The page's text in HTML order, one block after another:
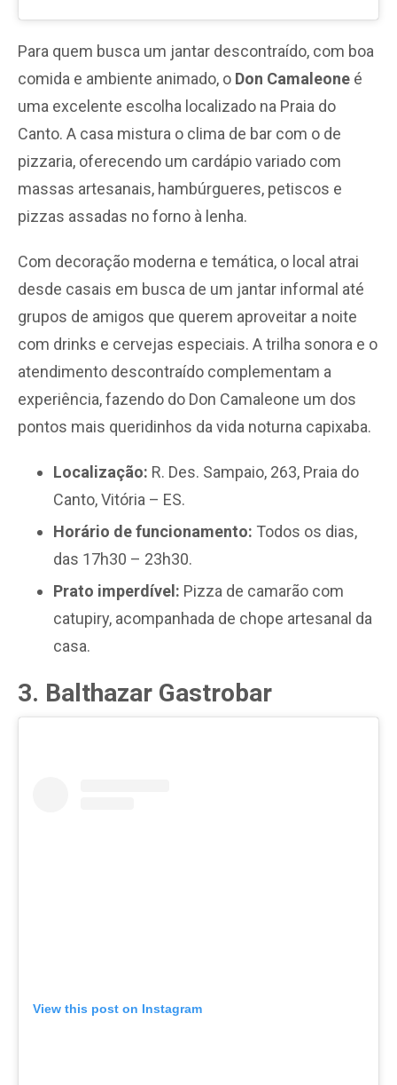
Para quem busca um jantar descontraído, com boa
comida e ambiente animado, o Don Camaleone é
uma excelente escolha localizado na Praia do
Canto. A casa mistura o clima de bar com o de
pizzaria, oferecendo um cardápio variado com
massas artesanais, hambúrgueres, petiscos e
pizzas assadas no forno à lenha.
Com decoração moderna e temática, o local atrai
desde casais em busca de um jantar informal até
grupos de amigos que querem aproveitar a noite
com drinks e cervejas especiais. A trilha sonora e o
atendimento descontraído complementam a
experiência, fazendo do Don Camaleone um dos
pontos mais queridinhos da vida noturna capixaba.
Localização: R. Des. Sampaio, 263, Praia do
Canto, Vitória – ES.
Horário de funcionamento: Todos os dias,
das 17h30 – 23h30.
Prato imperdível: Pizza de camarão com
catupiry, acompanhada de chope artesanal da
casa.
3. Balthazar Gastrobar
View this post on Instagram